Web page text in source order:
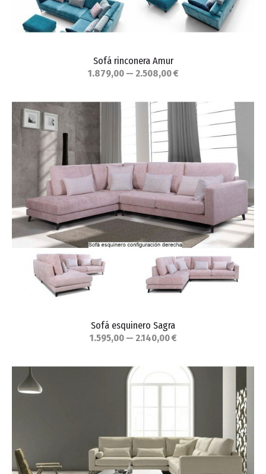
Sofá rinconera Amur
1.879,00 — 2.508,00 €
Sofá esquinero Sagra
1.595,00 — 2.140,00 €